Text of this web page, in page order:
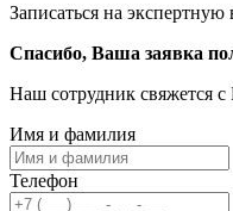
Записаться на экспертную
Спасибо, Ваша заявка
Наш сотрудник свяжется
Имя и фамилия
Телефон